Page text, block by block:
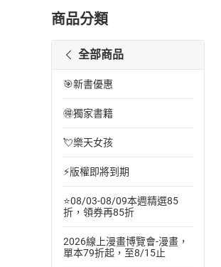
商品分類
全部商品
🎯新書優惠
🉐獨家書籍
💘樂天女孩
⚡版權即將到期
⭐08/03-08/09本週精選85
折，領券再85折
2026線上漫畫博覽會-漫畫，
單本79折起，至8/15止